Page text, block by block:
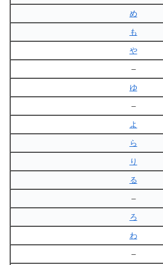
め
も
や
–
ゆ
–
よ
ら
り
る
–
ろ
わ
–